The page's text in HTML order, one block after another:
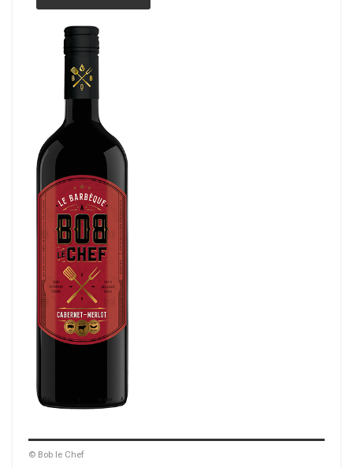
© Bob le Chef